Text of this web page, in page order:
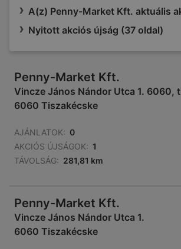
A(z) Penny-Market Kft. aktuális
Nyitott akciós újság (37 oldal)
Penny-Market Kft.
Vincze János Nándor Utca 1. 6060,
6060 Tiszakécske
AJÁNLATOK: 0
AKCIÓS ÚJSÁGOK: 1
TÁVOLSÁG: 281,81 km
Penny-Market Kft.
Vincze János Nándor Utca 1.
6060 Tiszakécske